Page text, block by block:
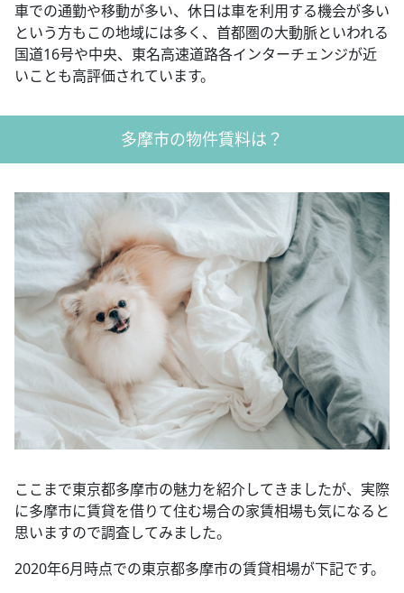
車での通勤や移動が多い、休日は車を利用する機会が多い
という方もこの地域には多く、首都圏の大動脈といわれる
国道16号や中央、東名高速道路各インターチェンジが近
いことも高評価されています。
多摩市の物件賃料は？
ここまで東京都多摩市の魅力を紹介してきましたが、実際
に多摩市に賃貸を借りて住む場合の家賃相場も気になると
思いますので調査してみました。
2020年6月時点での東京都多摩市の賃貸相場が下記です。